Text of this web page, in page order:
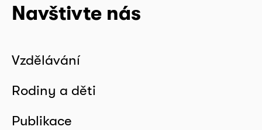
Navštivte nás
Vzdělávání
Rodiny a děti
Publikace